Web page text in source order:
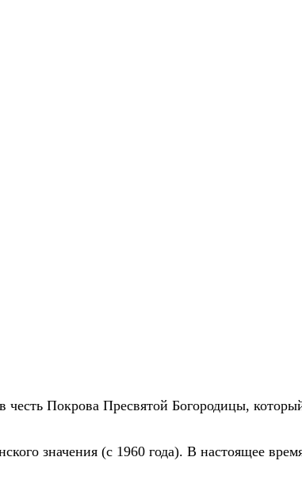
Покрова Пресвятой Богородицы,
значения (с 1960 года). В настоящее